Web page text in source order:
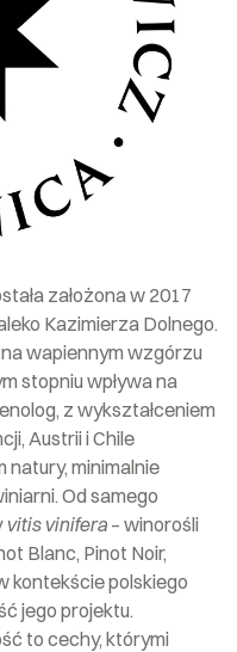
założona w 2017
Kazimierza Dolnego.
wapiennym wzgórzu
stopniu wpływa na
z wykształceniem
Austrii i Chile
natury, minimalnie
Od samego
vitis vinifera – winorośli
Blanc, Pinot Noir,
kontekście polskiego
jego projektu.
to cechy, którymi